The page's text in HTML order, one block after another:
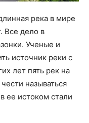
река в мире
Все дело в
Ученые и
источник реки с
лет пять рек на
называться
ее истоком стали